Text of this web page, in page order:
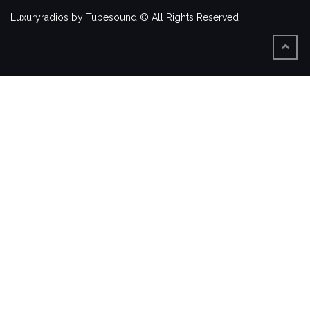
Luxuryradios by Tubesound © All Rights Reserved